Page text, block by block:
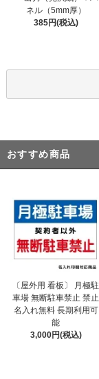
ネル（5mm厚）
385円(税込)
おすすめ商品
〔屋外用 看板〕 月極駐
車場 無断駐車禁止 禁止
名入れ無料 長期利用可
能
3,000円(税込)